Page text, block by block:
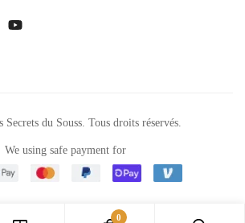
du Souss. Tous droits réservés.
We using safe payment for
0